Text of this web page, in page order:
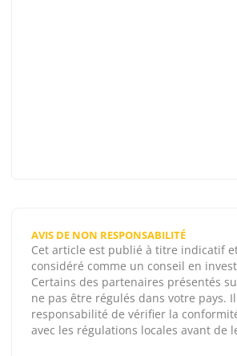
AVIS DE NON RESPONSABILITÉ
Cet article est publié à titre indicatif
considéré comme un conseil en
Certains des partenaires présentés
ne pas être régulés dans votre pays.
responsabilité de vérifier la
avec les régulations locales avant de